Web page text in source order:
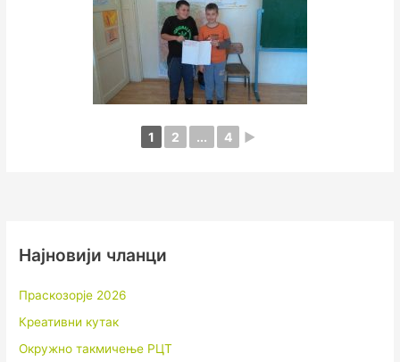
1 2 ... 4 ►
Најновији чланци
Праскозорје 2026
Креативни кутак
Окружно такмичење РЦТ